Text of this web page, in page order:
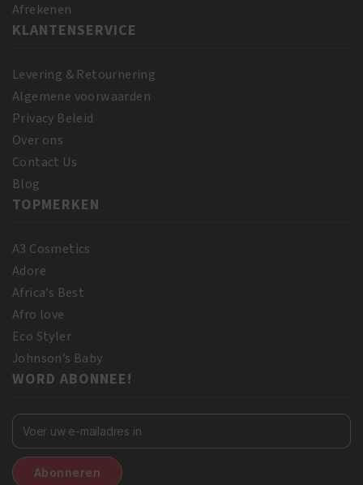
Afrekenen
KLANTENSERVICE
Levering & Retournering
Algemene voorwaarden
Privacy Beleid
Over ons
Contact Us
Blog
TOPMERKEN
A3 Cosmetics
Adore
Africa’s Best
Afro love
Eco Styler
Johnson’s Baby
WORD ABONNEE!